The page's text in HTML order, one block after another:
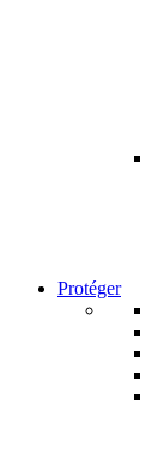
Protéger